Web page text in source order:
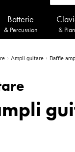
Batterie
& Percussion &
Ampli guitare Baffle